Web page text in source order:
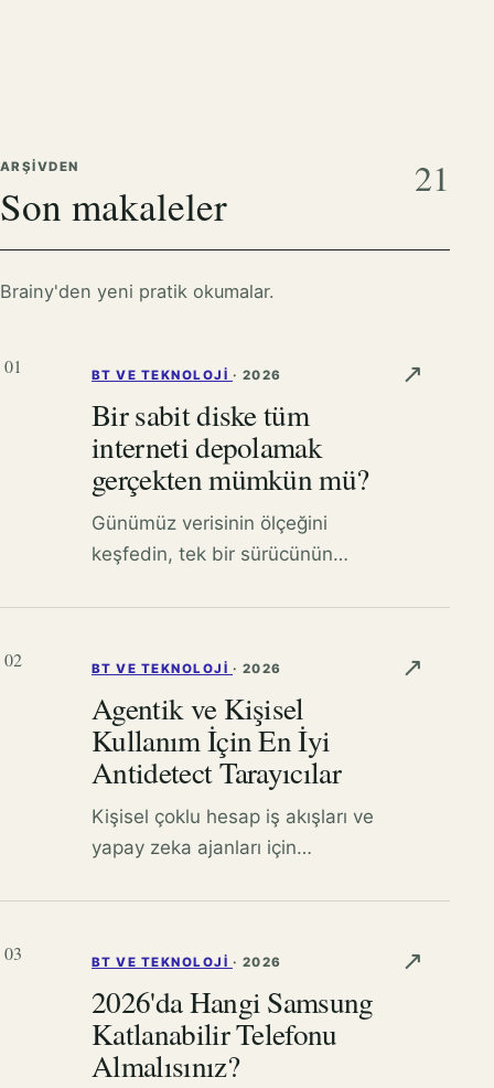
ARŞIVDEN
Son makaleler
21
Brainy'den yeni pratik okumalar.
01 BT VE TEKNOLOJI · 2026
Bir sabit diske tüm
interneti depolamak
gerçekten mümkün mü?
Günümüz verisinin ölçeğini
keşfedin, tek bir sürücünün
bulutta tutmak için pratik
yöntemleri görün.
↗
02 BT VE TEKNOLOJI · 2026
Agentik ve Kişisel
Kullanım İçin En İyi
Antidetect Tarayıcılar
Kişisel çoklu hesap iş akışları ve
yapay zeka ajanları için
rehberlikle karşılaştırın.
↗
03 BT VE TEKNOLOJI · 2026
2026'da Hangi Samsung
Katlanabilir Telefonu
Almalısınız?
↗